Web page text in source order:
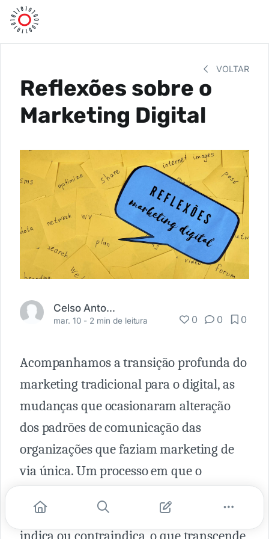
VOLTAR
Reflexões sobre o
Marketing Digital
Celso Antonio Orth
mar. 10 - 2 min de leitura 0 0 0
Acompanhamos a transição profunda do
marketing tradicional para o digital, as
mudanças que ocasionaram alteração
dos padrões de comunicação das
organizações que faziam marketing de
via única. Um processo em que o
Hoje questiona, concorda e discorda,